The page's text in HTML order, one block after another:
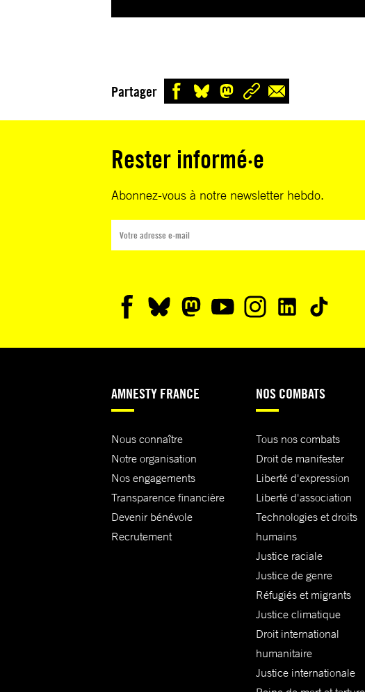
Partager
Rester informé·e
Abonnez-vous à notre newsletter hebdo.
AMNESTY FRANCE
Nous connaître
Notre organisation
Nos engagements
Transparence financière
Devenir bénévole
Recrutement
NOS COMBATS
Tous nos combats
Droit de manifester
Liberté d'expression
Liberté d'association
Technologies et droits
humains
Justice raciale
Justice de genre
Réfugiés et migrants
Justice climatique
Droit international
humanitaire
Justice internationale